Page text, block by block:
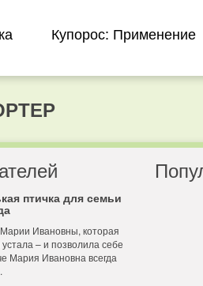
Купорос: Применение
птичка для семьи
Ивановны, которая
– и позволила себе
Мария Ивановна всегда